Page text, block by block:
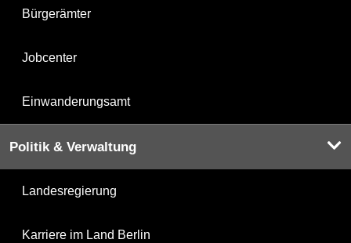
Bürgerämter
Jobcenter
Einwanderungsamt
Politik & Verwaltung
Landesregierung
Karriere im Land Berlin